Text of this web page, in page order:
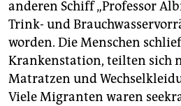
anderen Schiff „Professor
Trink- und
worden. Die Menschen
Krankenstation, teilten sich
Matratzen und
Viele Migranten waren